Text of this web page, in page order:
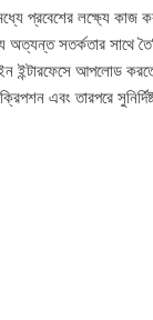
প্রবেশের লক্ষ্যে কাজ
অত্যন্ত সতর্কতার সাথে
ইন্টারফেসে আপলোড
এবং তারপরে